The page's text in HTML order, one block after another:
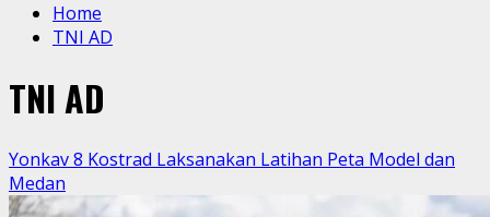
Home
TNI AD
TNI AD
Yonkav 8 Kostrad Laksanakan Latihan Peta Model dan
Medan